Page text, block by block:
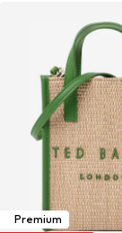
Premium